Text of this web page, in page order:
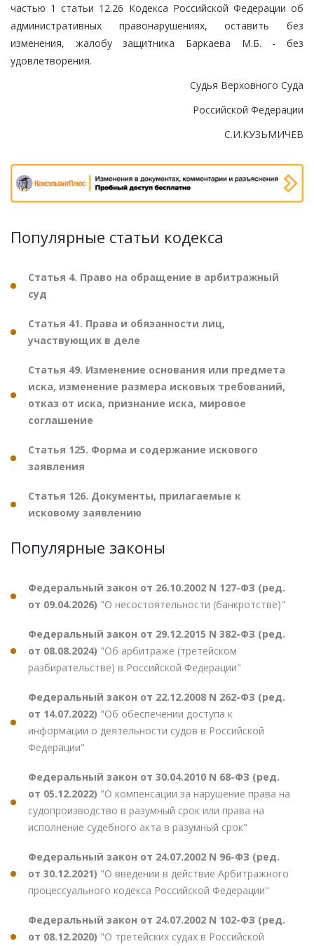
частью 1 статьи 12.26 Кодекса Российской Федерации об
административных правонарушениях, оставить без
изменения, жалобу защитника Баркаева М.Б. - без
удовлетворения.
Судья Верховного Суда
Российской Федерации
С.И.КУЗЬМИЧЕВ
Популярные статьи кодекса
Статья 4. Право на обращение в арбитражный
суд
Статья 41. Права и обязанности лиц,
участвующих в деле
Статья 49. Изменение основания или предмета
иска, изменение размера исковых требований,
отказ от иска, признание иска, мировое
соглашение
Статья 125. Форма и содержание искового
заявления
Статья 126. Документы, прилагаемые к
исковому заявлению
Популярные законы
Федеральный закон от 26.10.2002 N 127-ФЗ (ред.
от 09.04.2026) "О несостоятельности (банкротстве)"
Федеральный закон от 29.12.2015 N 382-ФЗ (ред.
от 08.08.2024) "Об арбитраже (третейском
разбирательстве) в Российской Федерации"
Федеральный закон от 22.12.2008 N 262-ФЗ (ред.
от 14.07.2022) "Об обеспечении доступа к
информации о деятельности судов в Российской
Федерации"
Федеральный закон от 30.04.2010 N 68-ФЗ (ред.
от 05.12.2022) "О компенсации за нарушение права на
судопроизводство в разумный срок или права на
исполнение судебного акта в разумный срок"
Федеральный закон от 24.07.2002 N 96-ФЗ (ред.
от 30.12.2021) "О введении в действие Арбитражного
процессуального кодекса Российской Федерации"
Федеральный закон от 24.07.2002 N 102-ФЗ (ред.
от 08.12.2020) "О третейских судах в Российской